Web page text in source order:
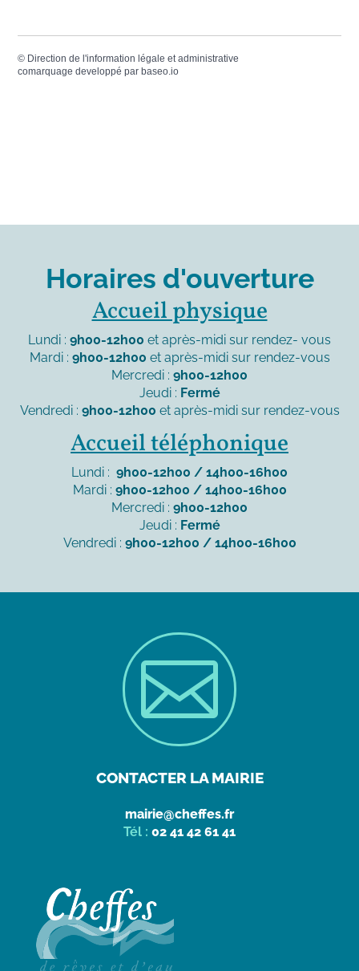
© Direction de l'information légale et administrative
comarquage developpé par baseo.io
Horaires d'ouverture
Accueil physique
Lundi : 9h00-12h00 et après-midi sur rendez- vous
Mardi : 9h00-12h00 et après-midi sur rendez-vous
Mercredi : 9h00-12h00
Jeudi : Fermé
Vendredi : 9h00-12h00 et après-midi sur rendez-vous
Accueil téléphonique
Lundi : 9h00-12h00 / 14h00-16h00
Mardi : 9h00-12h00 / 14h00-16h00
Mercredi : 9h00-12h00
Jeudi : Fermé
Vendredi : 9h00-12h00 / 14h00-16h00

CONTACTER LA MAIRIE
mairie@cheffes.fr
Tél : 02 41 42 61 41